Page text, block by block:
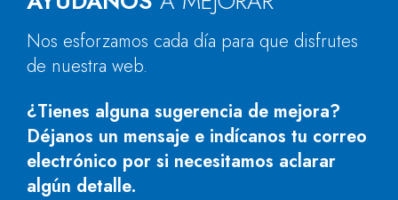
Nos esforzamos cada día para que disfrutes
de nuestra web.
¿Tienes alguna sugerencia de mejora?
Déjanos un mensaje e indícanos tu correo
electrónico por si necesitamos aclarar
algún detalle.